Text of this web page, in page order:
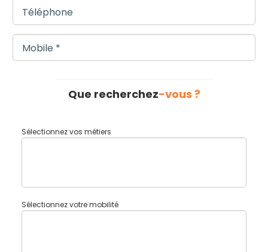
Que recherchez-vous ?
Sélectionnez vos métiers
Sélectionnez votre mobilité